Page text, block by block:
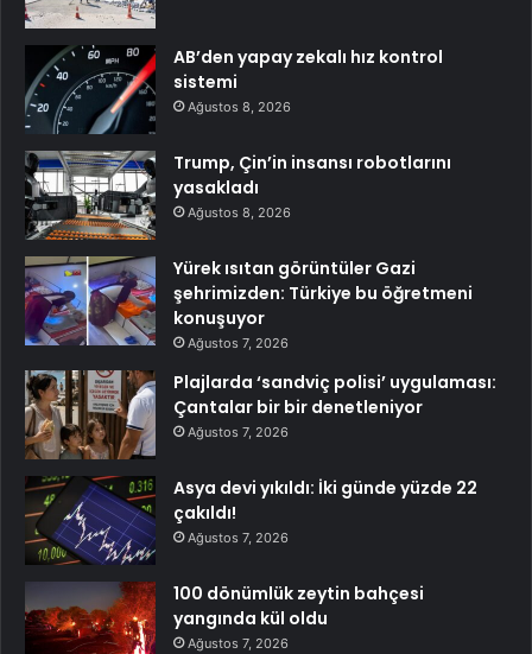
AB’den yapay zekalı hız kontrol
sistemi
Ağustos 8, 2026
Trump, Çin’in insansı robotlarını
yasakladı
Ağustos 8, 2026
Yürek ısıtan görüntüler Gazi
şehrimizden: Türkiye bu öğretmeni
konuşuyor
Ağustos 7, 2026
Plajlarda ‘sandviç polisi’ uygulaması:
Çantalar bir bir denetleniyor
Ağustos 7, 2026
Asya devi yıkıldı: İki günde yüzde 22
çakıldı!
Ağustos 7, 2026
100 dönümlük zeytin bahçesi
yangında kül oldu
Ağustos 7, 2026